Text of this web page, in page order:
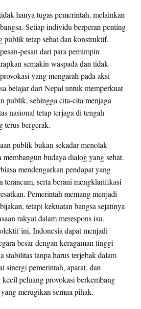
hanya tugas pemerintah, melainkan
Setiap individu berperan penting
publik tetap sehat dan konstruktif.
pesan dari para pemimpin
semakin waspada dan tidak
yang mengarah pada aksi
belajar dari Nepal untuk memperkuat
publik, sehingga cita-cita menjaga
nasional tetap terjaga di tengah
terus bergerak.
publik bukan sekadar menolak
budaya dialog yang sehat.
mendengarkan pendapat yang
terancam, serta berani mengklarifikasi
Pemerintah memang menjadi
tetapi kekuatan bangsa sejatinya
rakyat dalam merespons isu.
ini, Indonesia dapat menjadi
besar dengan keragaman tinggi
stabilitas tanpa harus terjebak dalam
sinergi pemerintah, aparat, dan
kecil peluang provokasi berkembang
merugikan semua pihak.